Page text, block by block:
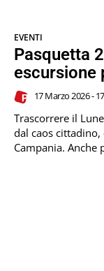
EVENTI
Pasquetta
escursione
17 Marzo 2026 -
Trascorrere il
dal caos
Campania. Anche